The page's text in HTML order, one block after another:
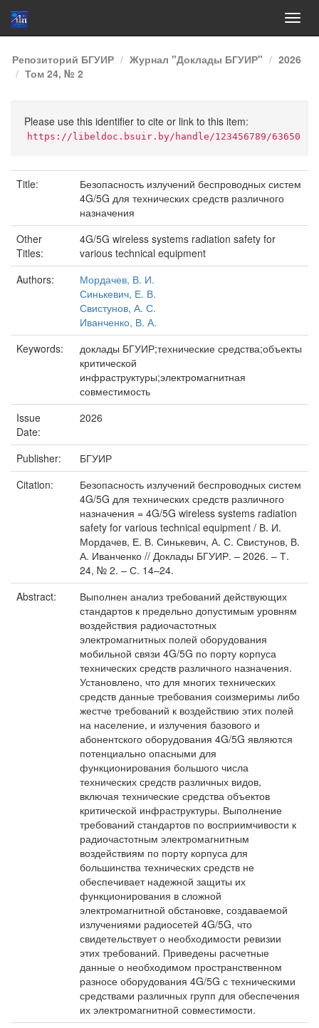
Skip
navigation
Репозиторий БГУИР Журнал "Доклады БГУИР"
2026
Том 24, № 2
Please use this identifier to cite or link to this item:
https://libeldoc.bsuir.by/handle/123456789/63650
Title:
Безопасность излучений беспроводных систем
4G/5G для технических средств различного
назначения
Other
Titles:
4G/5G wireless systems radiation safety for
various technical equipment
Authors:
Мордачев, В. И.
Синькевич, Е. В.
Свистунов, А. С.
Иванченко, В. А.
Keywords:
доклады БГУИР;технические средства;объекты
критической
инфраструктуры;электромагнитная
совместимость
Issue
Date:
2026
Publisher:
БГУИР
Citation:
Безопасность излучений беспроводных систем
4G/5G для технических средств различного
назначения = 4G/5G wireless systems radiation
safety for various technical equipment / В. И.
Мордачев, Е. В. Синькевич, А. С. Свистунов, В.
А. Иванченко // Доклады БГУИР. – 2026. – Т.
24, № 2. – С. 14–24.
Abstract:
Выполнен анализ требований действующих
стандартов к предельно допустимым уровням
воздействия радиочастотных
электромагнитных полей оборудования
мобильной связи 4G/5G по порту корпуса
технических средств различного назначения.
Установлено, что для многих технических
средств данные требования соизмеримы либо
жестче требований к воздействию этих полей
на население, и излучения базового и
абонентского оборудования 4G/5G являются
потенциально опасными для
функционирования большого числа
технических средств различных видов,
включая технические средства объектов
критической инфраструктуры. Выполнение
требований стандартов по восприимчивости к
радиочастотным электромагнитным
воздействиям по порту корпуса для
большинства технических средств не
обеспечивает надежной защиты их
функционирования в сложной
электромагнитной обстановке, создаваемой
излучениями радиосетей 4G/5G, что
свидетельствует о необходимости ревизии
этих требований. Приведены расчетные
данные о необходимом пространственном
разносе оборудования 4G/5G с техническими
средствами различных групп для обеспечения
их электромагнитной совместимости.